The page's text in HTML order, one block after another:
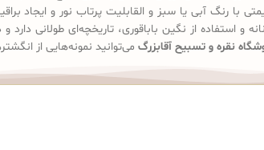
رنگ آبی یا سبز و القابلیت پرتاب نور و ایجاد
و استفاده از نگین باباقوری، تاریخچه‌ای طولانی
نقره و تسبیح آقابزرگ می‌توانید نمونه‌هایی از